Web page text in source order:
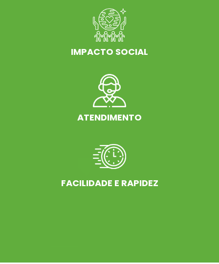
IMPACTO SOCIAL
ATENDIMENTO
FACILIDADE E RAPIDEZ